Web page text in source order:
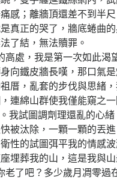
感；離牆頂還差不到半
真正的哭了，牆底蜷曲
了結，無法贖罪。
，我是第一次如此渴望
向鐵皮牆長嘆，那口氣
厝，亂套的步伐與思緒
連綿山群使我僅能窺之
我試圖調劑理還亂的心
被汰除，一顆一顆的丟
性的試圖弭平我的情感
埋葬我的山，這是我與山
吧？多少歲月凋零過在